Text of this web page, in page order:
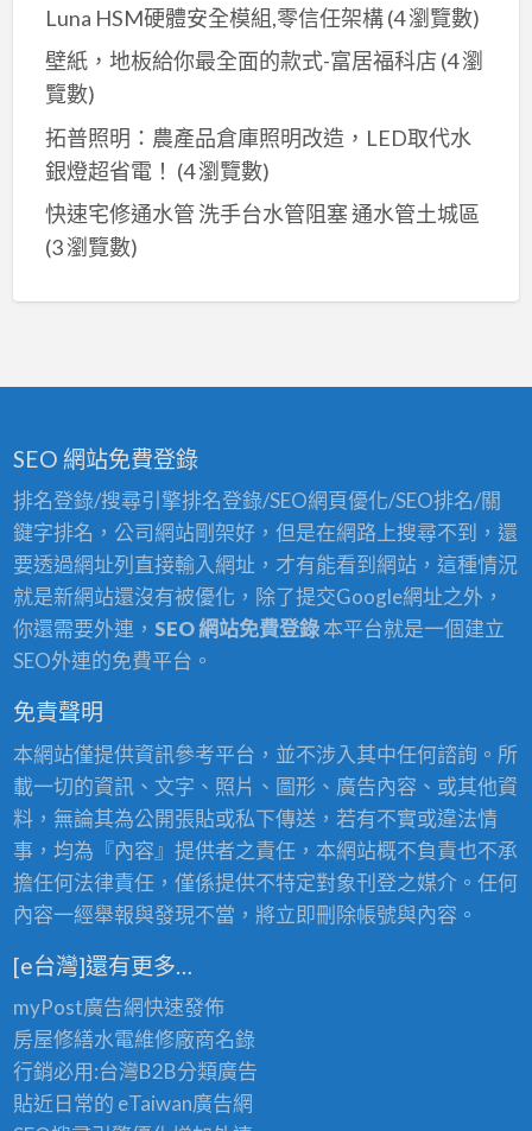
Luna HSM硬體安全模組,零信任架構(4 瀏覽數)
壁紙，地板給你最全面的款式-富居福科店 (4 瀏
覽數)
拓普照明：農產品倉庫照明改造，LED取代水
銀燈超省電！ (4 瀏覽數)
快速宅修通水管 洗手台水管阻塞 通水管土城區
(3 瀏覽數)
SEO 網站免費登錄
排名登錄/搜尋引擎排名登錄/SEO網頁優化/SEO排名/關
鍵字排名，公司網站剛架好，但是在網路上搜尋不到，還
要透過網址列直接輸入網址，才有能看到網站，這種情況
就是新網站還沒有被優化，除了提交Google網址之外，
你還需要外連， SEO 網站免費登錄本平台就是一個建立
SEO外連的免費平台。
免責聲明
本網站僅提供資訊參考平台，並不涉入其中任何諮詢。所
載一切的資訊、文字、照片、圖形、廣告內容、或其他資
料，無論其為公開張貼或私下傳送，若有不實或違法情
事，均為『內容』提供者之責任，本網站概不負責也不承
擔任何法律責任，僅係提供不特定對象刊登之媒介。任何
內容一經舉報與發現不當，將立即刪除帳號與內容。
[e台灣]還有更多…
myPost廣告網快速發佈
房屋修繕水電維修廠商名錄
行銷必用:台灣B2B分類廣告
貼近日常的 eTaiwan廣告網